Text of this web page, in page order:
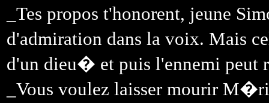
_Tes propos t'honorent, jeune
d'admiration dans la voix. Mais
d'un dieu� et puis l'ennemi peut
_Vous voulez laisser mourir